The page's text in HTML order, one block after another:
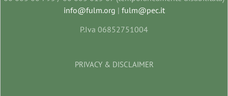
info@fulm.org | fulm@pec.it
P.Iva 06852751004
PRIVACY & DISCLAIMER